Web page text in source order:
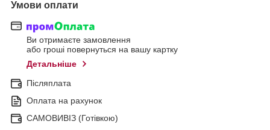
Умови оплати
Ви отримаєте замовлення
або гроші повернуться на вашу картку
Детальніше
Післяплата
Оплата на рахунок
САМОВИВІЗ (Готівкою)